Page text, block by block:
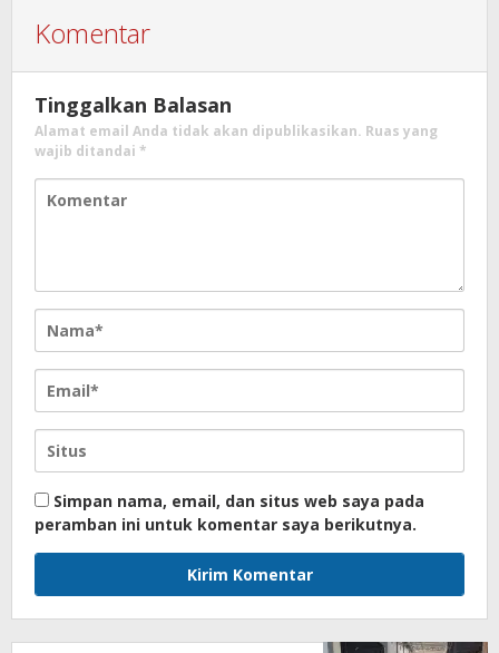
Komentar
Tinggalkan Balasan
Alamat email Anda tidak akan dipublikasikan. Ruas yang
wajib ditandai *
Simpan nama, email, dan situs web saya pada
peramban ini untuk komentar saya berikutnya.